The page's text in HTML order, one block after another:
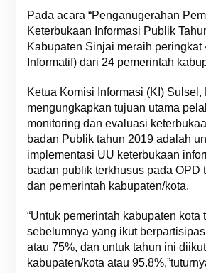
Pada acara “Penganugerahan
Keterbukaan Informasi Publik
Kabupaten Sinjai meraih peringkat
Informatif) dari 24 pemerintah
Ketua Komisi Informasi (KI) Sulsel,
mengungkapkan tujuan utama
monitoring dan evaluasi
badan Publik tahun 2019 adalah
implementasi UU keterbukaan
badan publik terkhusus pada OPD
dan pemerintah kabupaten/kota.
“Untuk pemerintah kabupaten kota
sebelumnya yang ikut
atau 75%, dan untuk tahun ini
kabupaten/kota atau